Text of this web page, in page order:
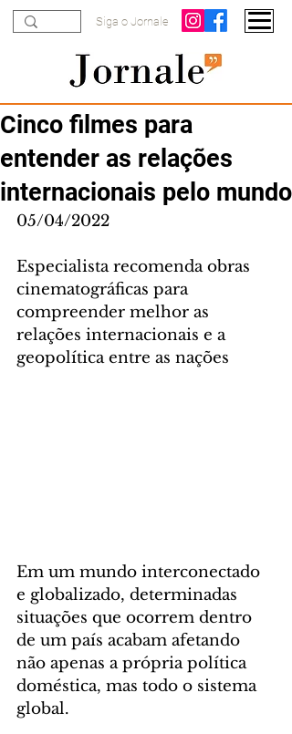
Siga o Jornale
Cinco filmes para
entender as relações
internacionais pelo mundo
05/04/2022
Especialista recomenda obras
cinematográficas para
compreender melhor as
relações internacionais e a
geopolítica entre as nações
Em um mundo interconectado
e globalizado, determinadas
situações que ocorrem dentro
de um país acabam afetando
não apenas a própria política
doméstica, mas todo o sistema
global.